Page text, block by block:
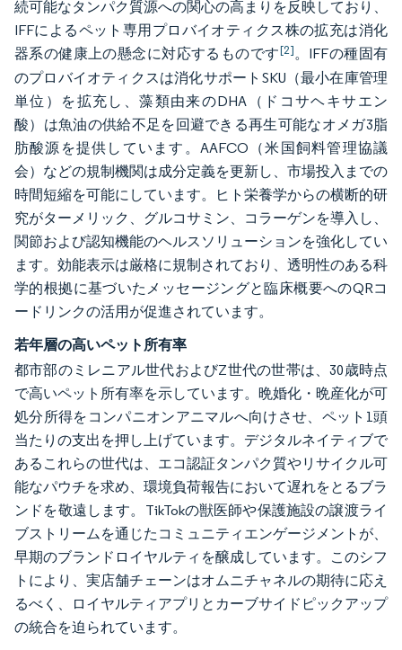
続可能なタンパク質源への関心の高まりを反映しており、
IFFによるペット専用プロバイオティクス株の拡充は消化
器系の健康上の懸念に対応するものです[2]。IFFの種固有
のプロバイオティクスは消化サポートSKU（最小在庫管理
単位）を拡充し、藻類由来のDHA（ドコサヘキサエン
酸）は魚油の供給不足を回避できる再生可能なオメガ3脂
肪酸源を提供しています。AAFCO（米国飼料管理協議
会）などの規制機関は成分定義を更新し、市場投入までの
時間短縮を可能にしています。ヒト栄養学からの横断的研
究がターメリック、グルコサミン、コラーゲンを導入し、
関節および認知機能のヘルスソリューションを強化してい
ます。効能表示は厳格に規制されており、透明性のある科
学的根拠に基づいたメッセージングと臨床概要へのQRコ
ードリンクの活用が促進されています。
若年層の高いペット所有率
都市部のミレニアル世代およびZ世代の世帯は、30歳時点
で高いペット所有率を示しています。晩婚化・晩産化が可
処分所得をコンパニオンアニマルへ向けさせ、ペット1頭
当たりの支出を押し上げています。デジタルネイティブで
あるこれらの世代は、エコ認証タンパク質やリサイクル可
能なパウチを求め、環境負荷報告において遅れをとるブラ
ンドを敬遠します。TikTokの獣医師や保護施設の譲渡ライ
ブストリームを通じたコミュニティエンゲージメントが、
早期のブランドロイヤルティを醸成しています。このシフ
トにより、実店舗チェーンはオムニチャネルの期待に応え
るべく、ロイヤルティアプリとカーブサイドピックアップ
の統合を迫られています。